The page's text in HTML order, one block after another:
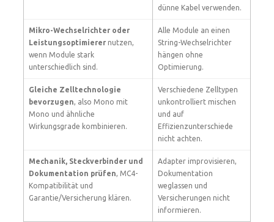
dünne Kabel verwenden.
Mikro-Wechselrichter oder
Leistungsoptimierer nutzen,
wenn Module stark
unterschiedlich sind.
Alle Module an einen
String-Wechselrichter
hängen ohne
Optimierung.
Gleiche Zelltechnologie
bevorzugen, also Mono mit
Mono und ähnliche
Wirkungsgrade kombinieren.
Verschiedene Zelltypen
unkontrolliert mischen
und auf
Effizienzunterschiede
nicht achten.
Mechanik, Steckverbinder und
Dokumentation prüfen, MC4-
Kompatibilität und
Garantie/Versicherung klären.
Adapter improvisieren,
Dokumentation
weglassen und
Versicherungen nicht
informieren.